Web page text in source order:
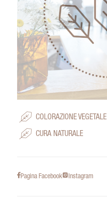
COLORAZIONE VEGETALE
CURA NATURALE
Pagina Facebook Instagram